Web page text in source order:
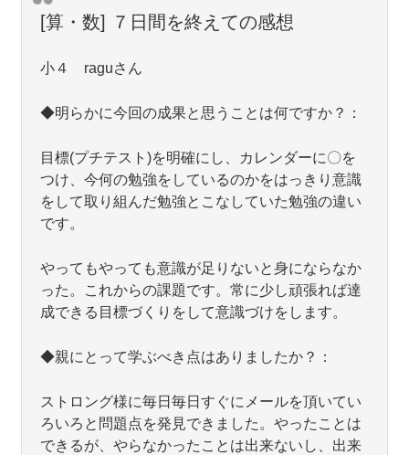
[算・数] ７日間を終えての感想
小４ raguさん
◆明らかに今回の成果と思うことは何ですか？：
目標(プチテスト)を明確にし、カレンダーに〇を
つけ、今何の勉強をしているのかをはっきり意識
をして取り組んだ勉強とこなしていた勉強の違い
です。
やってもやっても意識が足りないと身にならなか
った。これからの課題です。常に少し頑張れば達
成できる目標づくりをして意識づけをします。
◆親にとって学ぶべき点はありましたか？：
ストロング様に毎日毎日すぐにメールを頂いてい
ろいろと問題点を発見できました。やったことは
できるが、やらなかったことは出来ないし、出来